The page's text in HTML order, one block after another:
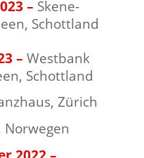
– Skene-
Schottland
– Westbank
Schottland
Zürich
Norwegen